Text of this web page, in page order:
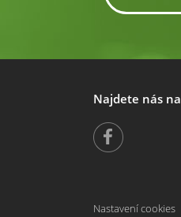
Najdete nás na
Nastavení cookies